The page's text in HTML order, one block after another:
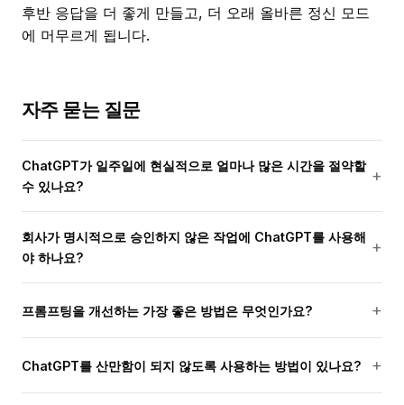
후반 응답을 더 좋게 만들고, 더 오래 올바른 정신 모드
에 머무르게 됩니다.
자주 묻는 질문
ChatGPT가 일주일에 현실적으로 얼마나 많은 시간을 절약할
수 있나요?
회사가 명시적으로 승인하지 않은 작업에 ChatGPT를 사용해
야 하나요?
프롬프팅을 개선하는 가장 좋은 방법은 무엇인가요?
ChatGPT를 산만함이 되지 않도록 사용하는 방법이 있나요?